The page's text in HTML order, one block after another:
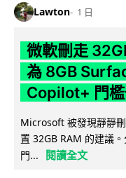
Lawton 1 日
微軟刪走
為 8GB
Copilot+ 門檻
Microsoft 被發現靜靜
置 32GB RAM 的建議
門...
閱讀全文